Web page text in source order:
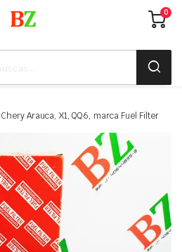
0
Arauca, X1, QQ6, marca Fuel Filter